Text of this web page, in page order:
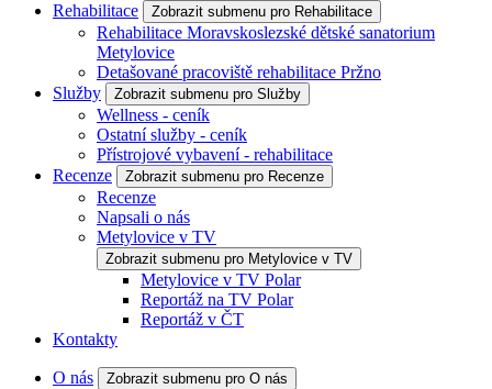
Rehabilitace
Zobrazit submenu pro Rehabilitace
Rehabilitace Moravskoslezské dětské sanatorium
Metylovice
Detašované pracoviště rehabilitace Pržno
Služby
Zobrazit submenu pro Služby
Wellness - ceník
Ostatní služby - ceník
Přístrojové vybavení - rehabilitace
Recenze
Zobrazit submenu pro Recenze
Recenze
Napsali o nás
Metylovice v TV
Zobrazit submenu pro Metylovice v TV
Metylovice v TV Polar
Reportáž na TV Polar
Reportáž v ČT
Kontakty
O nás Zobrazit submenu pro O nás